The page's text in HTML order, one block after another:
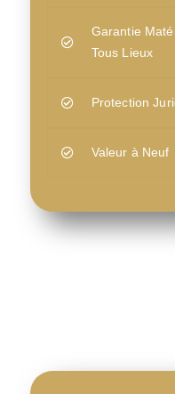
Garantie
Tous Lieux
Protection
Valeur à Neuf